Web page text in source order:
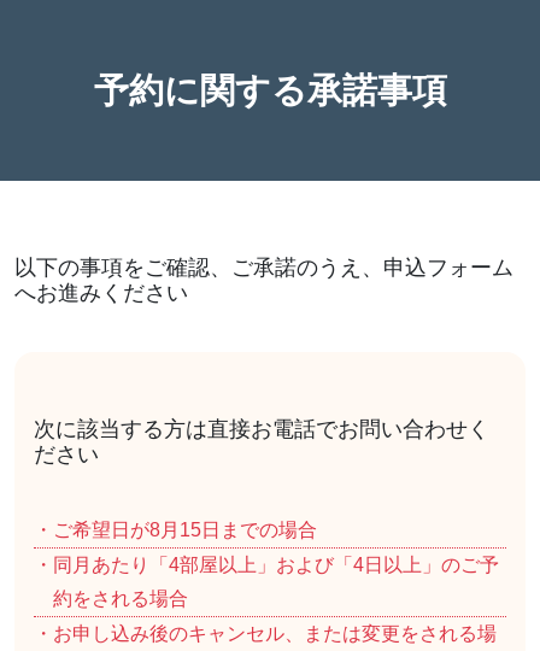
予約に関する承諾事項
以下の事項をご確認、ご承諾のうえ、申込フォーム
へお進みください
次に該当する方は直接お電話でお問い合わせく
ださい
・ご希望日が8月15日までの場合
・同月あたり「4部屋以上」および「4日以上」のご予
約をされる場合
・お申し込み後のキャンセル、または変更をされる場